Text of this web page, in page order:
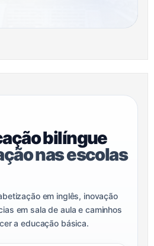
bilíngue
nas escolas
em inglês, inovação
em sala de aula e caminhos
a educação básica.